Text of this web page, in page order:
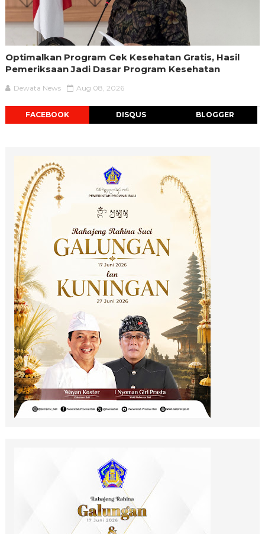
Optimalkan Program Cek Kesehatan Gratis, Hasil
Pemeriksaan Jadi Dasar Program Kesehatan
Dewata News Aug 08, 2026
FACEBOOK DISQUS BLOGGER